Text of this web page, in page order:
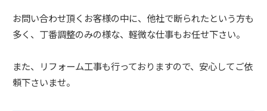
お問い合わせ頂くお客様の中に、他社で断られたという方も
多く、丁番調整のみの様な、軽微な仕事もお任せ下さい。
また、リフォーム工事も行っておりますので、安心してご依
頼下さいませ。